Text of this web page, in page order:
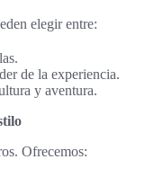
elegir entre:
de la experiencia.
y aventura.
Ofrecemos: